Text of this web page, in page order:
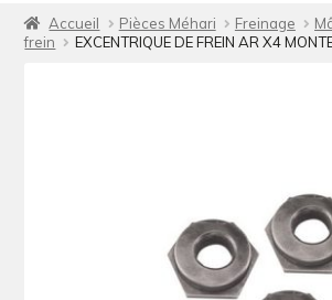
Accueil Pièces Méhari Freinage
frein
EXCENTRIQUE DE FREIN AR X4